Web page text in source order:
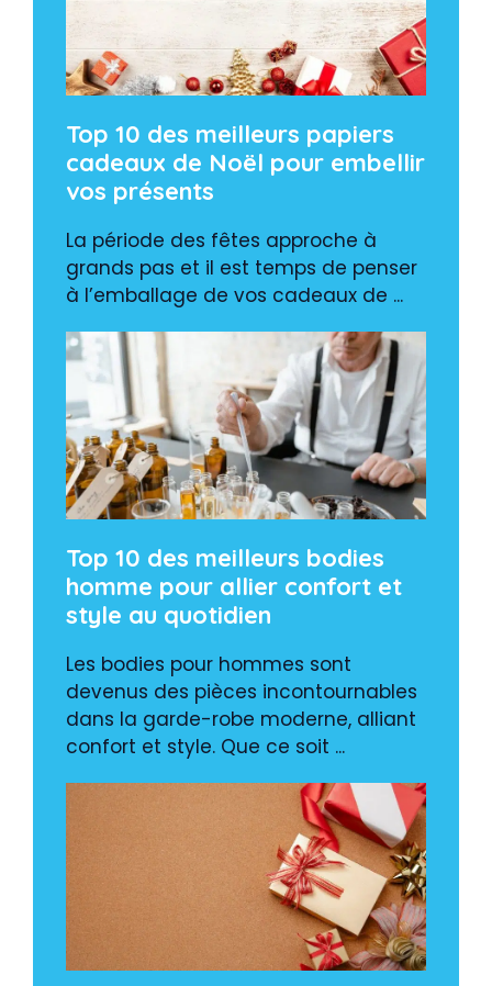
Top 10 des meilleurs papiers
cadeaux de Noël pour embellir
vos présents
La période des fêtes approche à
grands pas et il est temps de penser
à l’emballage de vos cadeaux de ...
Top 10 des meilleurs bodies
homme pour allier confort et
style au quotidien
Les bodies pour hommes sont
devenus des pièces incontournables
dans la garde-robe moderne, alliant
confort et style. Que ce soit ...